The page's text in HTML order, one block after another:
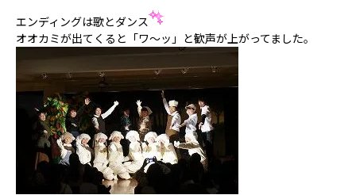
エンディングは歌とダンス
オオカミが出てくると「ワ～ッ」と歓声が上がってました。